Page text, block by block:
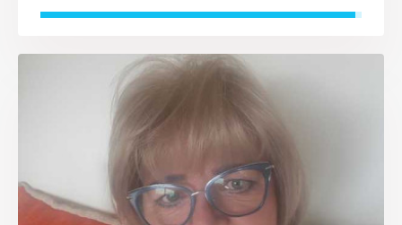
poziom kalcytoniny zaczął spadać.Na dzień
kontynuować specjalistyczne leczenie
onkologiczne, żeby do końca wyleczyć organizm
z nowotworu.